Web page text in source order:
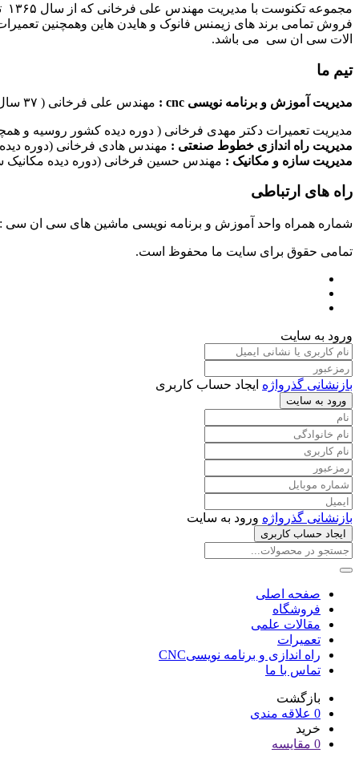
فروش تمامی برند های زیمنس فانوک و هایدن هاین وهمچنین
الات سی ان سی می باشد.
تیم ما
مدیریت آموزش و برنامه نویسی cnc : مهندس علی فرخانی ( ۳۷ سال سابقه کاری در امر برنامه نویسی ماشین های سی ان سی)
مدیریت تعمیرات دکتر مهدی فرخانی ( دوره دیده کشور روسیه و
مدیریت راه اندازی خطوط صنعتی : مهندس هادی فرخانی (دوره
مدیریت سازه و مکانیک : مهندس حسین فرخانی (دوره دیده مکانیک
راه های ارتباطی
شماره همراه واحد آموزش و برنامه نویسی ماشین های سی ان سی : ۰۹۱۲۴۰۹۶۱۷۹ شماره همراه واحد راه اندازی خطوط ماشین آلات صنعتی : ۰۹۱۰۱۹۹۷۴۷۰ شماره همراه واحد تعمیرات : ۰۹۳۸۳۵۲۷۴۵۱
تمامی حقوق برای سایت ما محفوظ است.
ورود به سایت
بازنشانی گذرواژه ایجاد حساب کاربری
ورود به سایت
بازنشانی گذرواژه ورود به سایت
ایجاد حساب کاربری
صفحه اصلی
فروشگاه
مقالات علمی
تعمیرات
راه اندازی و برنامه نویسیCNC
تماس با ما
بازگشت
0 علاقه مندی
خرید
0 مقایسه